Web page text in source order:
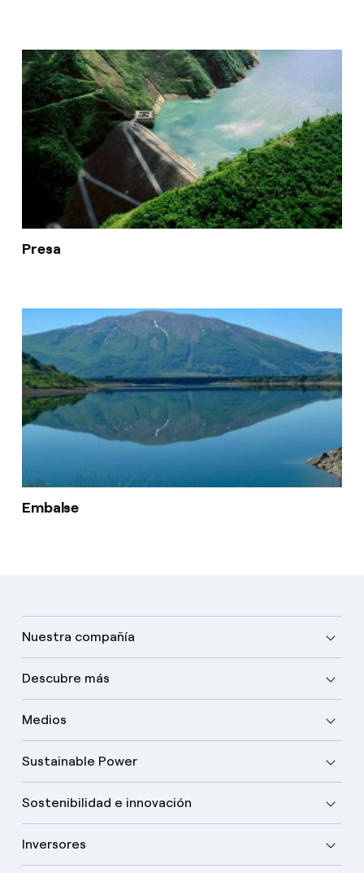
Presa
Embalse
Nuestra compañía
Descubre más
Medios
Sustainable Power
Sostenibilidad e innovación
Inversores